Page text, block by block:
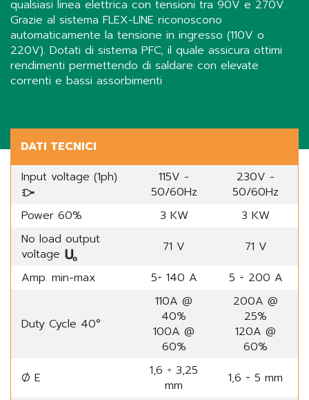
qualsiasi linea elettrica con tensioni tra 90V e 270V.
Grazie al sistema FLEX-LINE riconoscono
automaticamente la tensione in ingresso (110V o
220V). Dotati di sistema PFC, il quale assicura ottimi
rendimenti permettendo di saldare con elevate
correnti e bassi assorbimenti
DATI TECNICI
Input voltage (1ph)
115V -
50/60Hz
230V -
50/60Hz
Power 60%
3 KW
3 KW
No load output
voltage
71 V
71 V
Amp. min-max
5÷ 140 A 5 ÷ 200 A
Duty Cycle 40°
110A @
40%
100A @
60%
200A @
25%
120A @
60%
Ø E
1,6 ÷ 3,25
mm
1,6 ÷ 5 mm